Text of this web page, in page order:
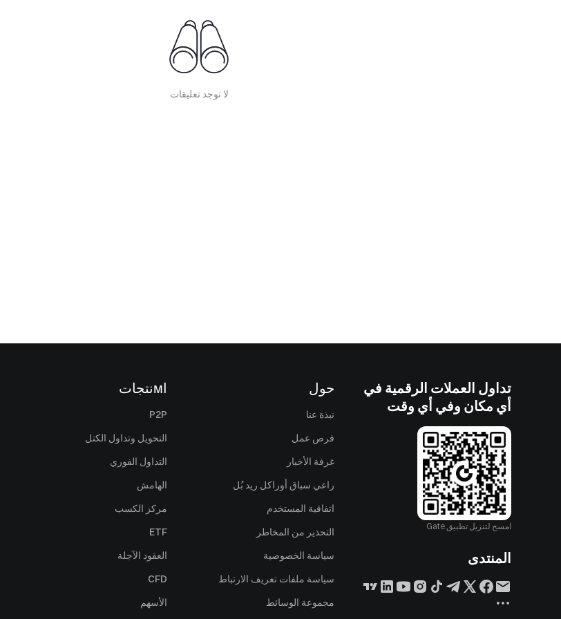
لا توجد تعليقات
تداول العملات الرقمية في
أي مكان وفي أي وقت
امسح لتنزيل تطبيق Gate
المنتدى
حول
نبذة عنا
فرص عمل
غرفة الأخبار
راعي سباق أوراكل ريد بُل
اتفاقية المستخدم
التحذير من المخاطر
سياسة الخصوصية
سياسة ملفات تعريف الارتباط
مجموعة الوسائط
اмنتجات
P2P
التحويل وتداول الكتل
التداول الفوري
الهامش
مركز الكسب
ETF
العقود الآجلة
CFD
الأسهم